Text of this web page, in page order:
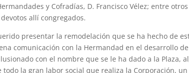
y Cofradías, D. Francisco Vélez; entre otros
allí congregados.
presentar la remodelación que se ha hecho de
comunicación con la Hermandad en el desarrollo de
con el nombre que se le ha dado a la Plaza,
la gran labor social que realiza la Corporación, un